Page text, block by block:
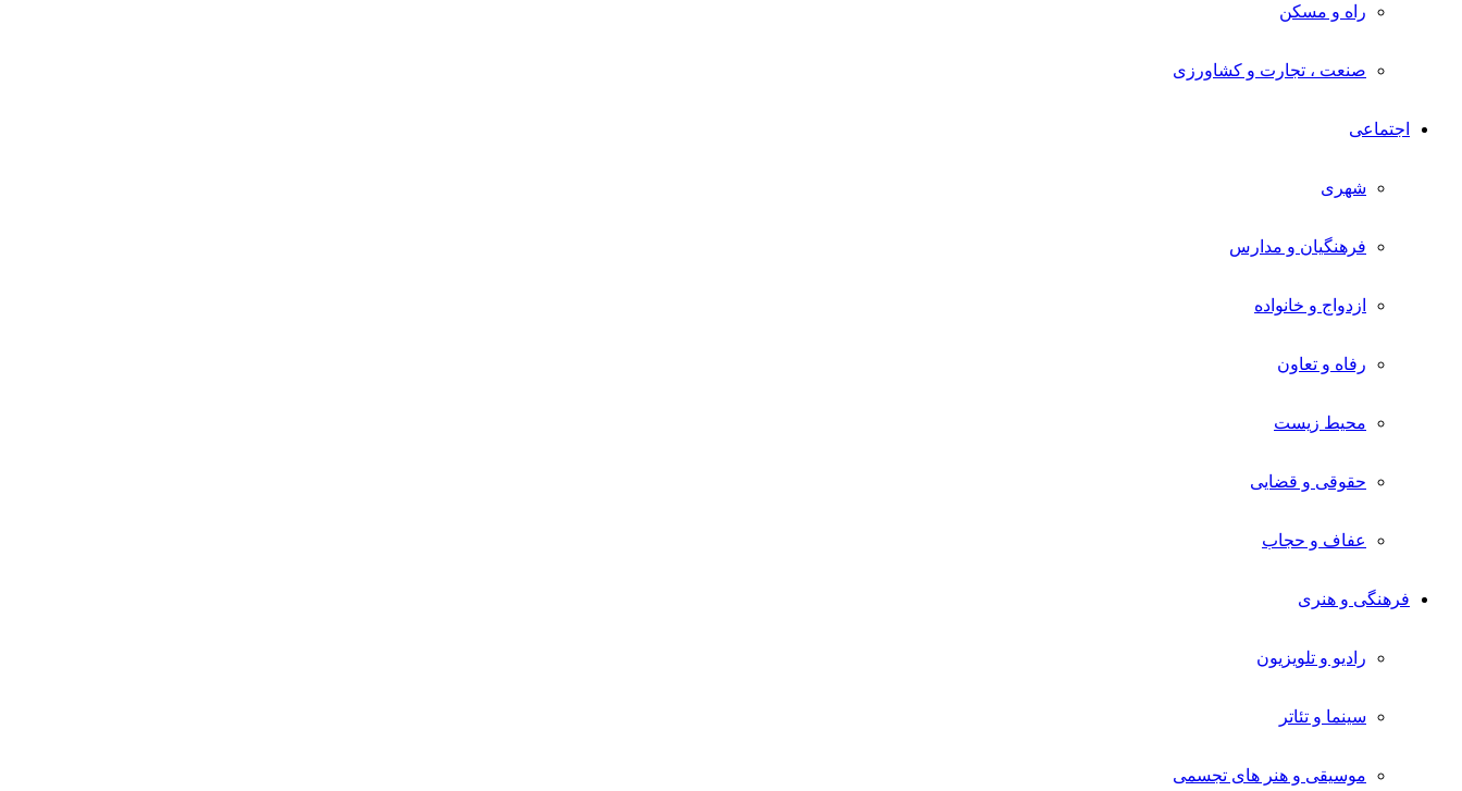
راه و مسکن
صنعت ، تجارت و کشاورزی
اجتماعی
شهری
فرهنگیان و مدارس
ازدواج و خانواده
رفاه و تعاون
محیط زیست
حقوقی و قضایی
عفاف و حجاب
فرهنگی و هنری
رادیو و تلویزیون
سینما و تئاتر
موسیقی و هنر های تجسمی